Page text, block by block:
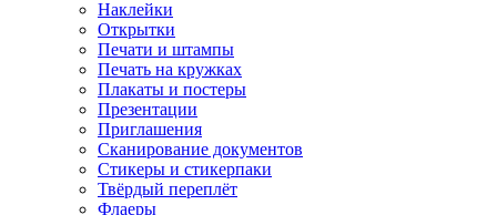
Наклейки
Открытки
Печати и штампы
Печать на кружках
Плакаты и постеры
Презентации
Приглашения
Сканирование документов
Стикеры и стикерпаки
Твёрдый переплёт
Флаеры